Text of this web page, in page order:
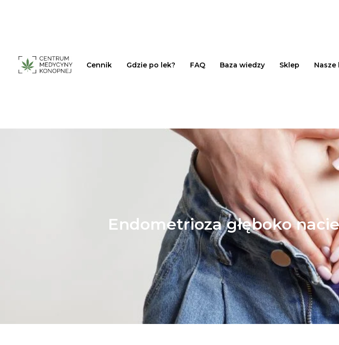
Cennik Gdzie po lek? FAQ Baza wiedzy Sklep
Endometrioza głęboko